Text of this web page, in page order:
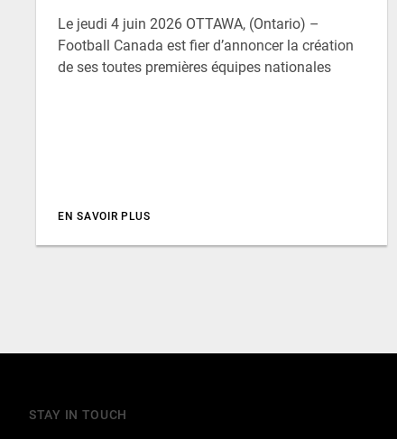
Le jeudi 4 juin 2026 OTTAWA, (Ontario) –
Football Canada est fier d’annoncer la création
de ses toutes premières équipes nationales
EN SAVOIR PLUS
STAY IN TOUCH